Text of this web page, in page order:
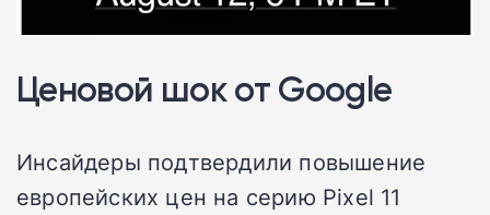
Ценовой шок от Google
Инсайдеры подтвердили повышение
европейских цен на серию Pixel 11